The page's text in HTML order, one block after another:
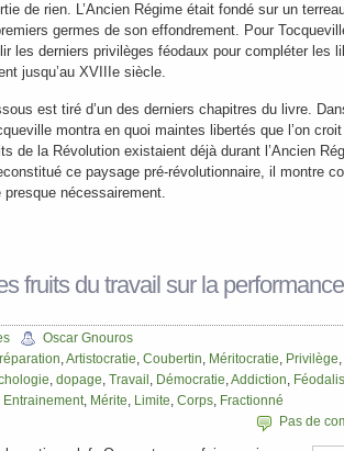
de rien. L’Ancien Régime était fondé sur un
germes de son effondrement. Pour
les derniers privilèges féodaux pour compléter les
jusqu’au XVIIIe siècle.
est tiré d’un des derniers chapitres du livre.
montra en quoi maintes libertés que l’on croit
de la Révolution existaient déjà durant l’Ancien
ce paysage pré-révolutionnaire, il montre
nécessairement.
fruits du travail sur la performance
Oscar Gnouros
,Artistocratie, Coubertin, Méritocratie, Privilège,
, dopage, Travail , Démocratie,Addiction,
Entrainement, Mérite, Limite, Corps, Fractionné
Pas de